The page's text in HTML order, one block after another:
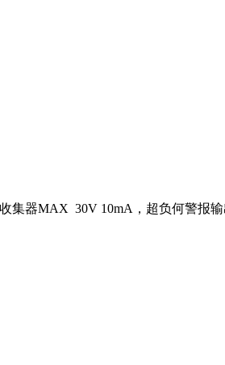
集器MAX 30V 10mA，超负何警报